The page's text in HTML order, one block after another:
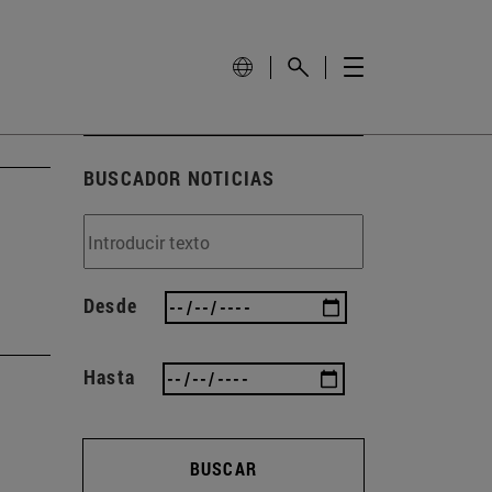
BUSCADOR NOTICIAS
Desde
Hasta
BUSCAR